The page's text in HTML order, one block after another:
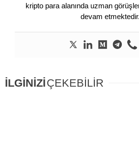
kripto para alanında uzman
devam etmektedir.
İLGİNİZİÇEKEBİLİR